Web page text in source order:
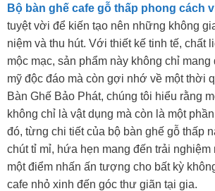
Bộ bàn ghế cafe gỗ thấp phong cách
tuyệt vời để kiến tạo nên những không
niệm và thu hút. Với thiết kế tinh tế, chất
mộc mạc, sản phẩm này không chỉ mang
mỹ độc đáo mà còn gợi nhớ về một thời
Bàn Ghế Bảo Phát, chúng tôi hiểu rằng
không chỉ là vật dụng mà còn là một
đó, từng chi tiết của bộ bàn ghế gỗ thấp
chút tỉ mỉ, hứa hẹn mang đến trải nghiệm
một điểm nhấn ấn tượng cho bất kỳ
cafe nhỏ xinh đến góc thư giãn tại gia.